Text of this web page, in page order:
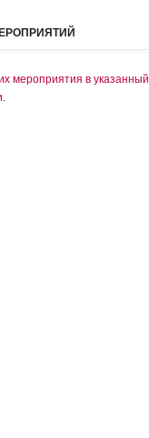
мероприятия в указанный